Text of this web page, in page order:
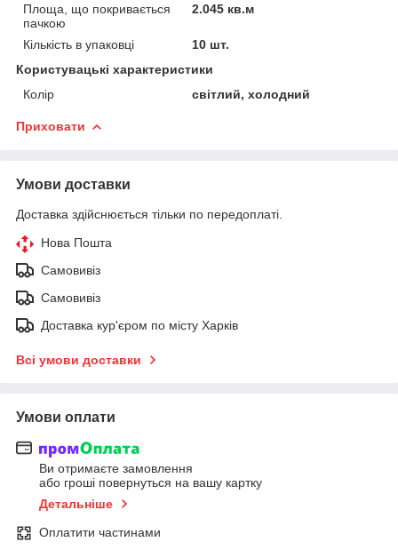
Площа, що покривається
пачкою
2.045 кв.м
Кількість в упаковці
10 шт.
Користувацькi характеристики
Колір
світлий, холодний
Приховати
Умови доставки
Доставка здійснюється тільки по передоплаті.
Нова Пошта
Самовивіз
Самовивіз
Доставка кур'єром по місту Харків
Всі умови доставки
Умови оплати
Ви отримаєте замовлення
або гроші повернуться на вашу картку
Детальніше
Оплатити частинами